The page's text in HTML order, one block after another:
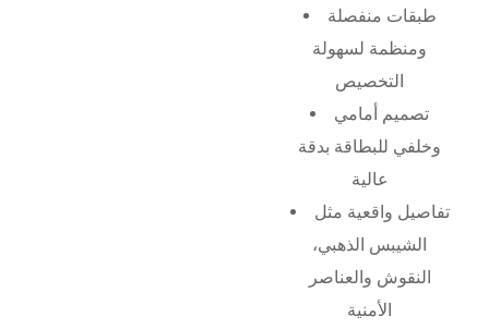
طبقات منفصلة
ومنظمة لسهولة
التخصيص
تصميم أمامي
وخلفي للبطاقة بدقة
عالية
تفاصيل واقعية مثل
الشيبس الذهبي،
النقوش والعناصر
الأمنية